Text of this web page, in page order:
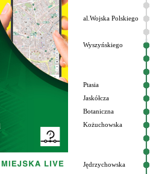
al.Wojska Polskiego
Wyszyńskiego
Ptasia
Jaskółcza
Botaniczna
Kożuchowska
Jędrzychowska